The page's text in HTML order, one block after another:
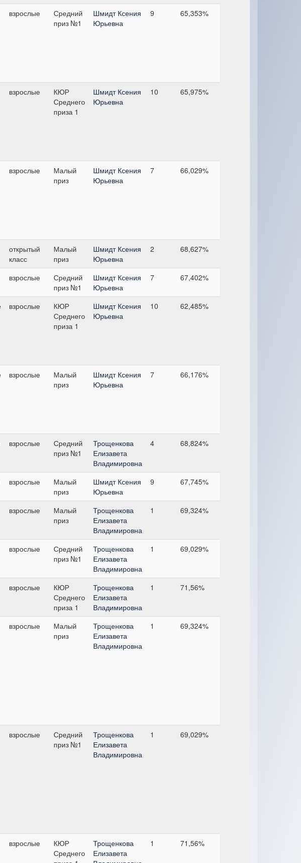
взрослые
Средний
приз №1
Шмидт Ксения
Юрьевна
9 65,353%
взрослые
КЮР
Среднего
приза 1
Шмидт Ксения
Юрьевна
10 65,975%
взрослые
Малый
приз
Шмидт Ксения
Юрьевна
7 66,029%
открытый
класс
Малый
приз
Шмидт Ксения
Юрьевна
2 68,627%
взрослые
Средний
приз №1
Шмидт Ксения
Юрьевна
7 67,402%
взрослые
КЮР
Среднего
приза 1
Шмидт Ксения
Юрьевна
10 62,485%
взрослые
Малый
приз
Шмидт Ксения
Юрьевна
7 66,176%
взрослые
Средний
приз №1
Трощенкова
Елизавета
Владимировна
4 68,824%
взрослые
Малый
приз
Шмидт Ксения
Юрьевна
9 67,745%
взрослые
Малый
приз
Трощенкова
Елизавета
Владимировна
1 69,324%
взрослые
Средний
приз №1
Трощенкова
Елизавета
Владимировна
1 69,029%
взрослые
КЮР
Среднего
приза 1
Трощенкова
Елизавета
Владимировна
1 71,56%
взрослые
Малый
приз
Трощенкова
Елизавета
Владимировна
1 69,324%
взрослые
Средний
приз №1
Трощенкова
Елизавета
Владимировна
1 69,029%
взрослые
КЮР
Среднего
Трощенкова
Елизавета
1 71,56%